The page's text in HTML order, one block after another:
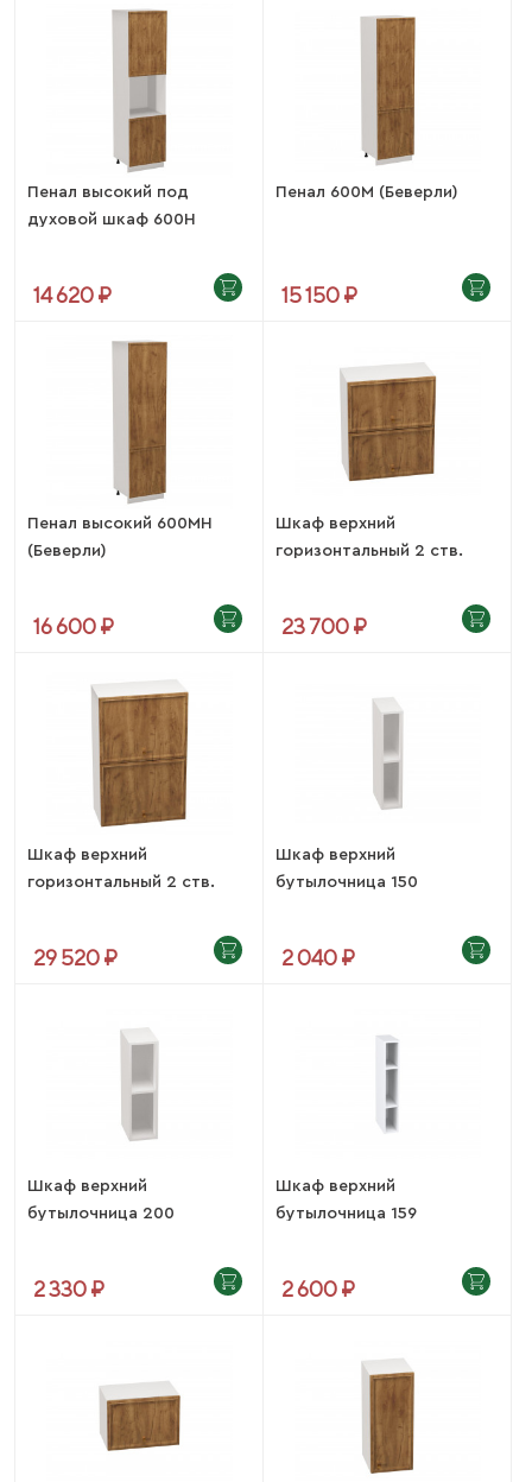
Пенал высокий под
духовой шкаф 600Н
14 620 ₽
Пенал 600М (Беверли)
15 150 ₽
Пенал высокий 600МН
(Беверли)
16 600 ₽
Шкаф верхний
горизонтальный 2 ств.
23 700 ₽
Шкаф верхний
горизонтальный 2 ств.
29 520 ₽
Шкаф верхний
бутылочница 150
2 040 ₽
Шкаф верхний
бутылочница 200
2 330 ₽
Шкаф верхний
бутылочница 159
2 600 ₽